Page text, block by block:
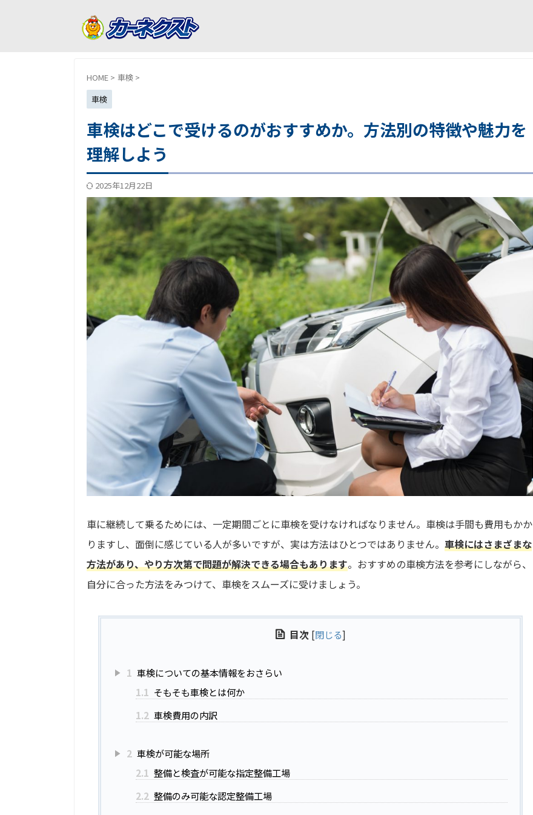
HOME > 車検 >
車検
車検はどこで受けるのがおすすめか。方法別の特徴や魅力を
理解しよう
2025年12月22日
車に継続して乗るためには、一定期間ごとに車検を受けなければなりません。車検は手間も費用もかか
りますし、面倒に感じている人が多いですが、実は方法はひとつではありません。 車検にはさまざまな
方法があり、やり方次第で問題が解決できる場合もあります。おすすめの車検方法を参考にしながら、
自分に合った方法をみつけて、車検をスムーズに受けましょう。
目次 [閉じる]
1 車検についての基本情報をおさらい
1.1 そもそも車検とは何か
1.2 車検費用の内訳
2 車検が可能な場所
2.1 整備と検査が可能な指定整備工場
2.2 整備のみ可能な認定整備工場